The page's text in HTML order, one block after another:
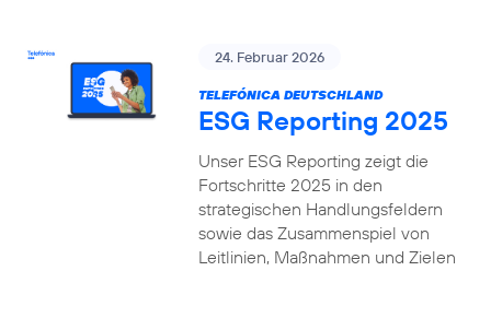
24. Februar 2026
TELEFÓNICA DEUTSCHLAND
ESG Reporting 2025
Unser ESG Reporting zeigt die
Fortschritte 2025 in den
strategischen Handlungsfeldern
sowie das Zusammenspiel von
Leitlinien, Maßnahmen und Zielen